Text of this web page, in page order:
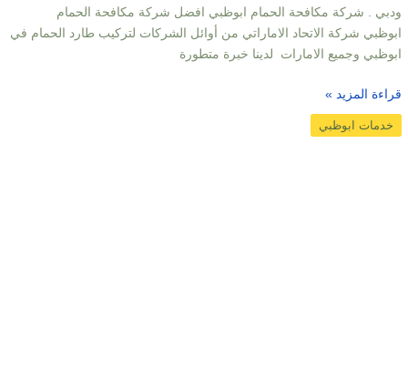
ودبي . شركة مكافحة الحمام ابوظبي افضل شركة مكافحة الحمام
ابوظبي شركة الاتحاد الاماراتي من أوائل الشركات لتركيب طارد الحمام في
ابوظبي وجميع الامارات لدينا خبرة متطورة
قراءة المزيد »
خدمات ابوظبي